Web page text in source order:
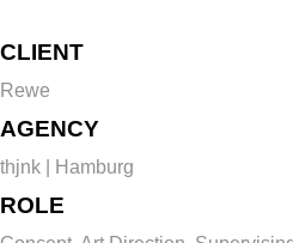
CLIENT
Rewe
AGENCY
thjnk | Hamburg
ROLE